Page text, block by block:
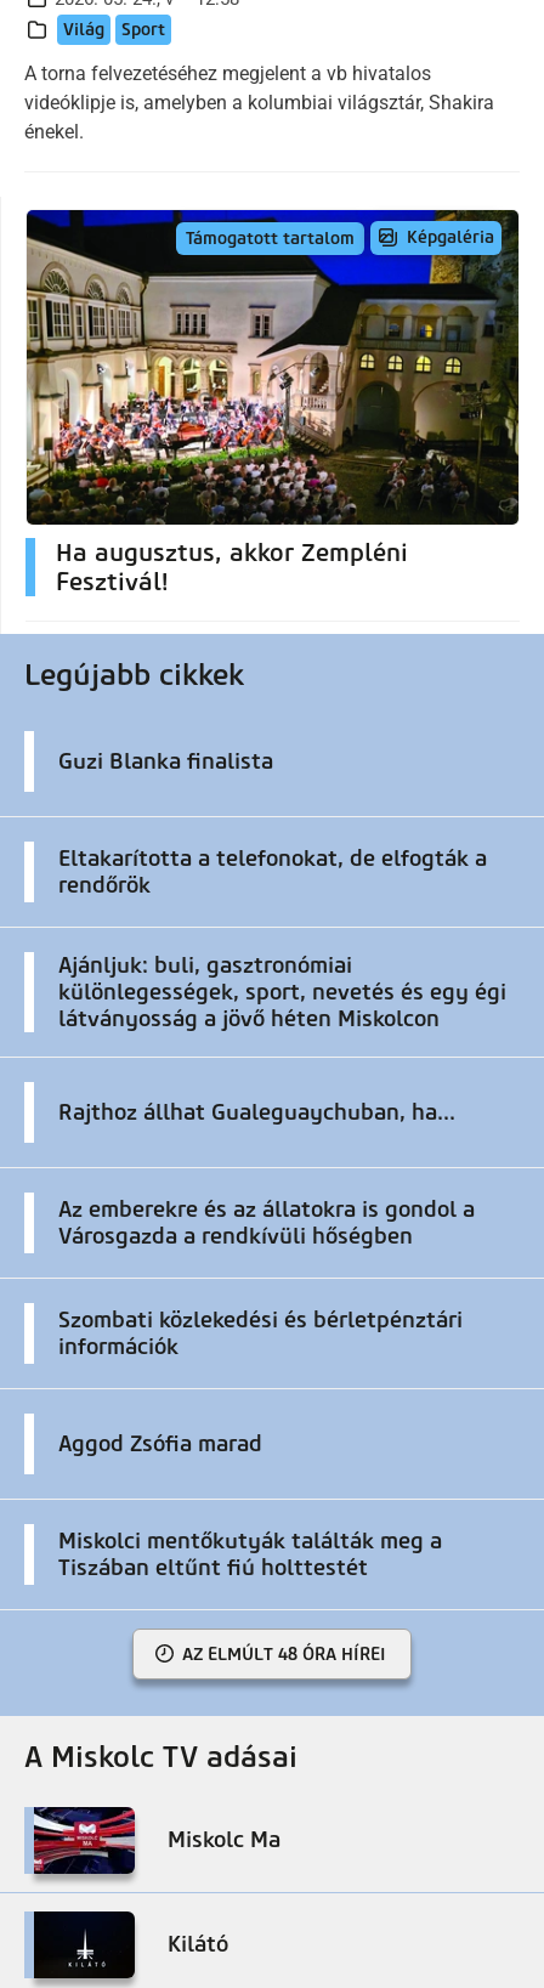
Világ Sport
A torna felvezetéséhez megjelent a vb hivatalos
videóklipje is, amelyben a kolumbiai világsztár, Shakira
énekel.
Támogatott tartalom Képgaléria
Ha augusztus, akkor Zempléni
Fesztivál!
Legújabb cikkek
Guzi Blanka finalista
Eltakarította a telefonokat, de elfogták a
rendőrök
Ajánljuk: buli, gasztronómiai
különlegességek, sport, nevetés és egy égi
látványosság a jövő héten Miskolcon
Rajthoz állhat Gualeguaychuban, ha...
Az emberekre és az állatokra is gondol a
Városgazda a rendkívüli hőségben
Szombati közlekedési és bérletpénztári
információk
Aggod Zsófia marad
Miskolci mentőkutyák találták meg a
Tiszában eltűnt fiú holttestét
AZ ELMÚLT 48 ÓRA HÍREI
A Miskolc TV adásai
Miskolc Ma
Kilátó